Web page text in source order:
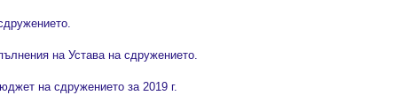
на Устава на сдружението.
на сдружението за 2019 г.